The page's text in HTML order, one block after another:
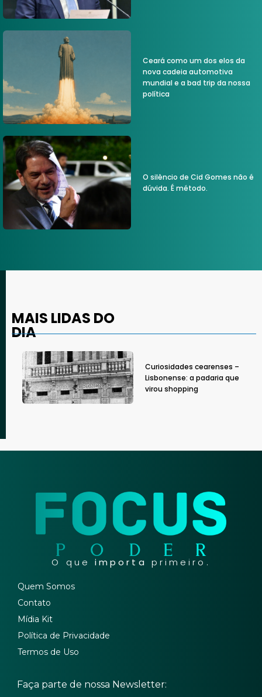
Ceará como um dos elos da
nova cadeia automotiva
mundial e a bad trip da nossa
política
O silêncio de Cid Gomes não é
dúvida. É método.
MAIS LIDAS DO
DIA
Curiosidades cearenses –
Lisbonense: a padaria que
virou shopping
O que importa primeiro.
Quem Somos
Contato
Mídia Kit
Política de Privacidade
Termos de Uso
Faça parte de nossa Newsletter: